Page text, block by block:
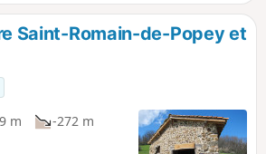
Saint-Romain-de-Popey et
m
-272 m